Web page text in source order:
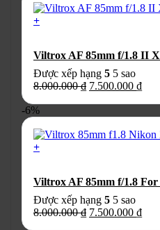
+
Viltrox AF 85mm f/1.8 II
Được xếp hạng 5 5 sao
8.000.000₫ Giá
7.500.000 ₫Giá
-6%
+
Viltrox AF 85mm f/1.8
Được xếp hạng 5 5 sao
8.000.000₫ Giá
7.500.000 ₫Giá